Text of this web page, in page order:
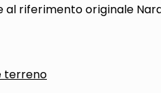
riferimento originale
terreno